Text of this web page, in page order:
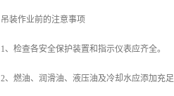
吊装作业前的注意事项
1、检查各安全保护装置和指示仪表应齐全。
2、燃油、润滑油、液压油及冷却水应添加充足